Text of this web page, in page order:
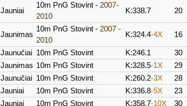
Jauniai
10m PnG Stovint - 2007-
2010
K:338.7 20
Jaunimas
10m PnG Stovint - 2007 -
2010
K:324.4-4X 16
Jaunučiai 10m PnG Stovint K:246.1
30
Jaunimas 10m PnG Stovint K:328.5-1X
29
Jaunučiai 10m PnG Stovint K:260.2-3X
28
Jauniai 10m PnG Stovint K:336.8-5X
23
Jauniai 10m PnG Stovint K:358.7-10X
30